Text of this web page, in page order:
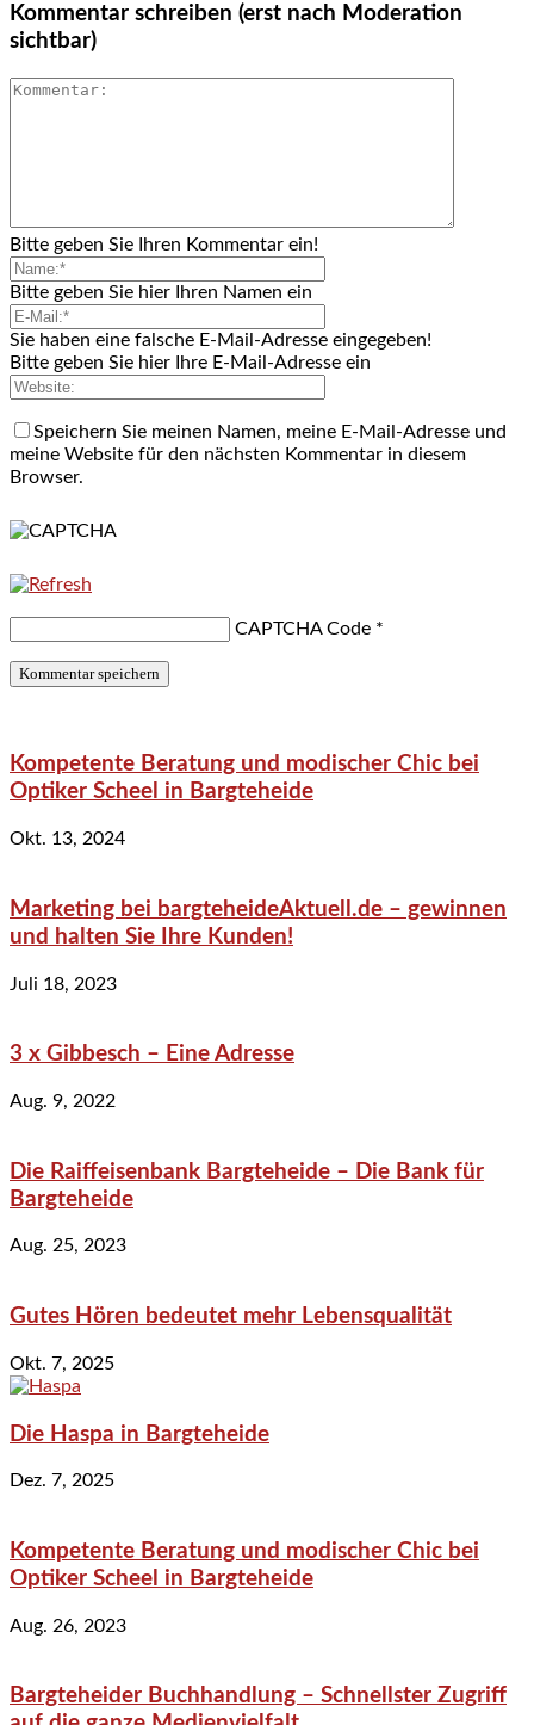
Kommentar schreiben (erst nach Moderation
sichtbar)
Bitte geben Sie Ihren Kommentar ein!
Bitte geben Sie hier Ihren Namen ein
Sie haben eine falsche E-Mail-Adresse eingegeben!
Bitte geben Sie hier Ihre E-Mail-Adresse ein
Speichern Sie meinen Namen, meine E-Mail-Adresse und
meine Website für den nächsten Kommentar in diesem
Browser.
CAPTCHA Code *
Kompetente Beratung und modischer Chic bei
Optiker Scheel in Bargteheide
Okt. 13, 2024
Marketing bei bargteheideAktuell.de – gewinnen
und halten Sie Ihre Kunden!
Juli 18, 2023
3 x Gibbesch – Eine Adresse
Aug. 9, 2022
Die Raiffeisenbank Bargteheide – Die Bank für
Bargteheide
Aug. 25, 2023
Gutes Hören bedeutet mehr Lebensqualität
Okt. 7, 2025
Die Haspa in Bargteheide
Dez. 7, 2025
Kompetente Beratung und modischer Chic bei
Optiker Scheel in Bargteheide
Aug. 26, 2023
Bargteheider Buchhandlung – Schnellster Zugriff